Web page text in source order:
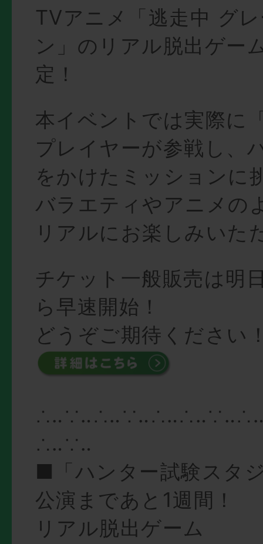
TVアニメ「逃走中 グ
ン」のリアル脱出ゲー
定！
本イベントでは実際に
プレイヤーが参戦し、
をかけたミッションに
バラエティやアニメの
リアルにお楽しみいた
チケット一般販売は明
ら早速開始！
どうぞご期待ください
∴‥∵‥
■「ハンター試験スタ
公演まであと1週間！
リアル脱出ゲーム